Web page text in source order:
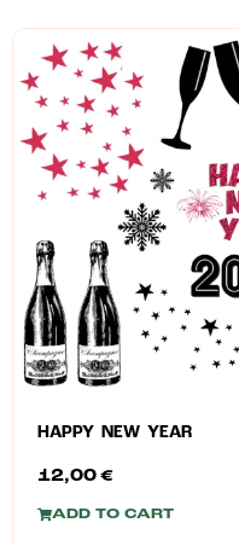
HAPPY NEW YEAR
12,00 €
ADD TO CART